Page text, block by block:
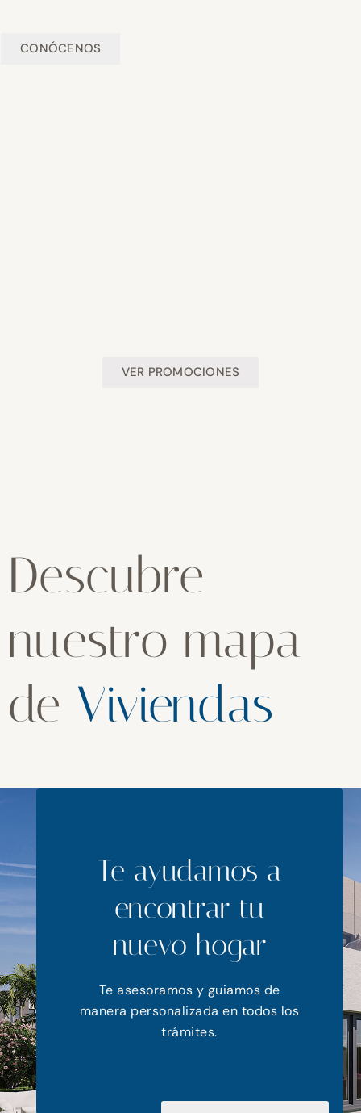
CONÓCENOS
VER PROMOCIONES
Descubre
nuestro mapa
de Viviendas
Te ayudamos a
encontrar tu
nuevo hogar
Te asesoramos y guiamos de
manera personalizada en todos los
trámites.